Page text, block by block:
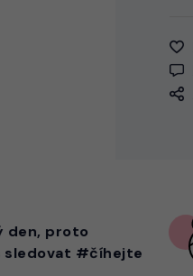
den, proto
sledovat #číhejte